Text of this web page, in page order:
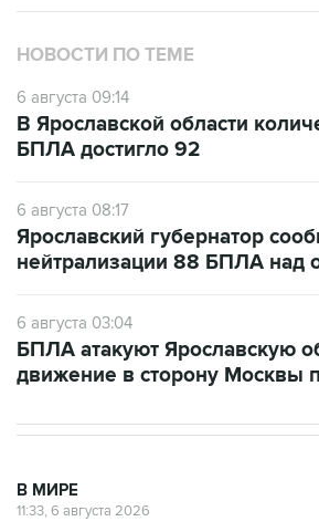
НОВОСТИ ПО ТЕМЕ
6 августа 09:14
В Ярославской области
БПЛА достигло 92
6 августа 08:17
Ярославский губернатор
нейтрализации 88 БПЛА над
6 августа 03:04
БПЛА атакуют Ярославскую
движение в сторону Москвы
В МИРЕ
11:33, 6 августа 2026